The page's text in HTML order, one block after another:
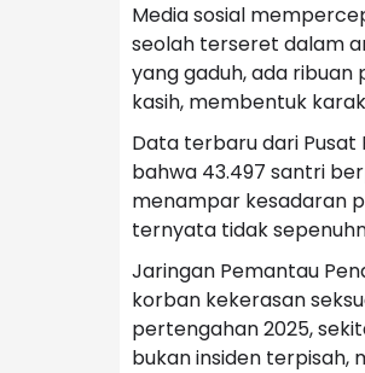
Media sosial
seolah terseret dalam
yang gaduh, ada
kasih, membentuk
Data terbaru dari Pusat
bahwa 43.497 santri
menampar kesadaran
ternyata tidak
Jaringan Pemantau
korban kekerasan
pertengahan 2025,
bukan insiden terpisah,